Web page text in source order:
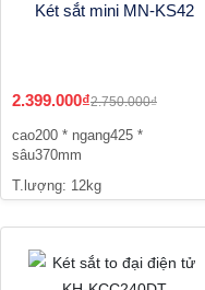
Két sắt mini MN-KS42
2.399.000₫2.750.000₫
cao200 * ngang425 *
sâu370mm
T.lượng: 12kg